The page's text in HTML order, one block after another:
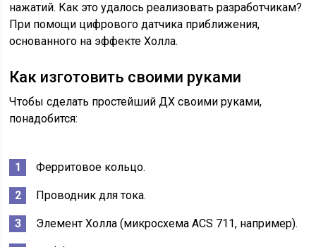
нажатий. Как это удалось реализовать разработчикам?
При помощи цифрового датчика приближения,
основанного на эффекте Холла.
Как изготовить своими руками
Чтобы сделать простейший ДХ своими руками,
понадобится:
Ферритовое кольцо.
Проводник для тока.
Элемент Холла (микросхема ACS 711, например).